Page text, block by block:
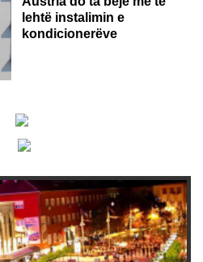
lehtë instalimin e
kondicionerëve